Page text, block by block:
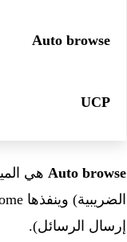
Auto browse
UCP
Auto browse هي
إرسال الرسائل).